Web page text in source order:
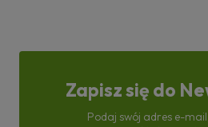
Zapisz się do
Podaj swój adres e-